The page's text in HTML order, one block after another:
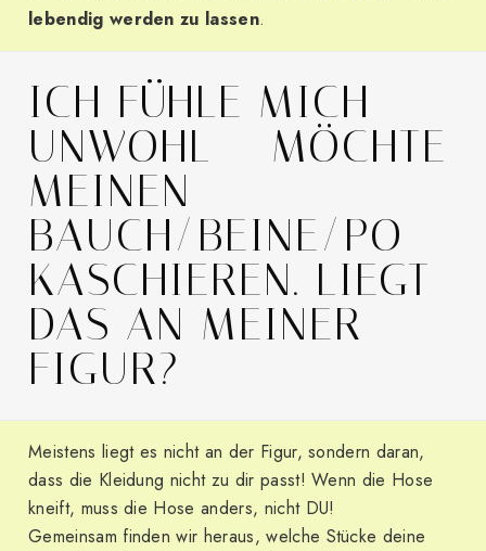
lebendig werden zu lassen.
ICH FÜHLE MICH
UNWOHL – MÖCHTE
MEINEN
BAUCH/BEINE/PO
KASCHIEREN. LIEGT
DAS AN MEINER
FIGUR?
Meistens liegt es nicht an der Figur, sondern daran,
dass die Kleidung nicht zu dir passt! Wenn die Hose
kneift, muss die Hose anders, nicht DU!
Gemeinsam finden wir heraus, welche Stücke deine